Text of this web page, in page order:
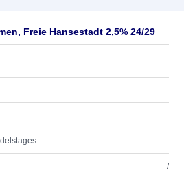
Freie Hansestadt 2,5% 24/29
/